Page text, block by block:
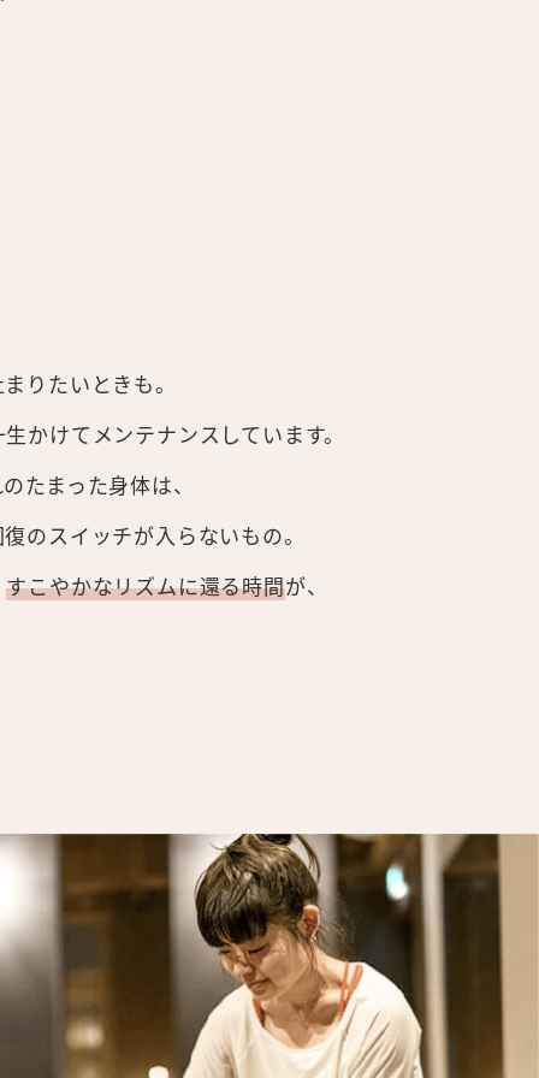
りたいときも。
かけてメンテナンスしています。
たまった身体は、
のスイッチが入らないもの。
すこやかなリズムに還る時間が、